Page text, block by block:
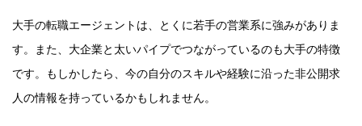
大手の転職エージェントは、とくに若手の営業系に強みがありま
す。また、大企業と太いパイプでつながっているのも大手の特徴
です。もしかしたら、今の自分のスキルや経験に沿った非公開求
人の情報を持っているかもしれません。